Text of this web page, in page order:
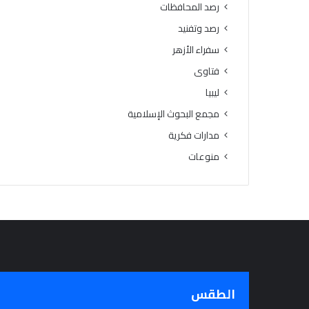
رصد المحافظات
رصد وتفنيد
سفراء الأزهر
فتاوى
ليبيا
مجمع البحوث الإسلامية
مدارات فكرية
منوعات
الطقس